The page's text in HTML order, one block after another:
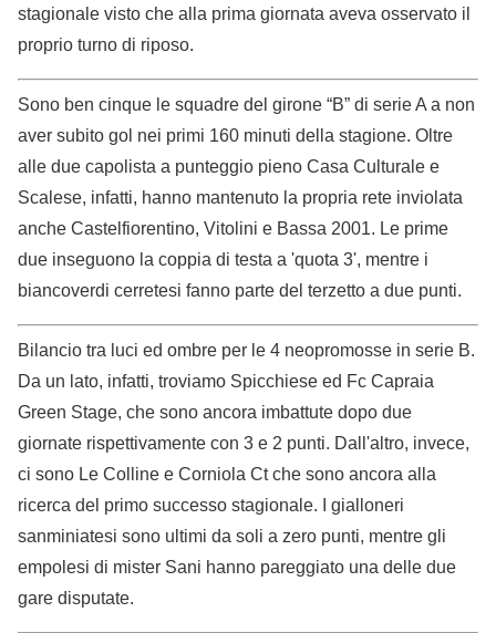
stagionale visto che alla prima giornata aveva osservato il
proprio turno di riposo.
Sono ben cinque le squadre del girone “B” di serie A a non
aver subito gol nei primi 160 minuti della stagione. Oltre
alle due capolista a punteggio pieno Casa Culturale e
Scalese, infatti, hanno mantenuto la propria rete inviolata
anche Castelfiorentino, Vitolini e Bassa 2001. Le prime
due inseguono la coppia di testa a 'quota 3', mentre i
biancoverdi cerretesi fanno parte del terzetto a due punti.
Bilancio tra luci ed ombre per le 4 neopromosse in serie B.
Da un lato, infatti, troviamo Spicchiese ed Fc Capraia
Green Stage, che sono ancora imbattute dopo due
giornate rispettivamente con 3 e 2 punti. Dall'altro, invece,
ci sono Le Colline e Corniola Ct che sono ancora alla
ricerca del primo successo stagionale. I gialloneri
sanminiatesi sono ultimi da soli a zero punti, mentre gli
empolesi di mister Sani hanno pareggiato una delle due
gare disputate.